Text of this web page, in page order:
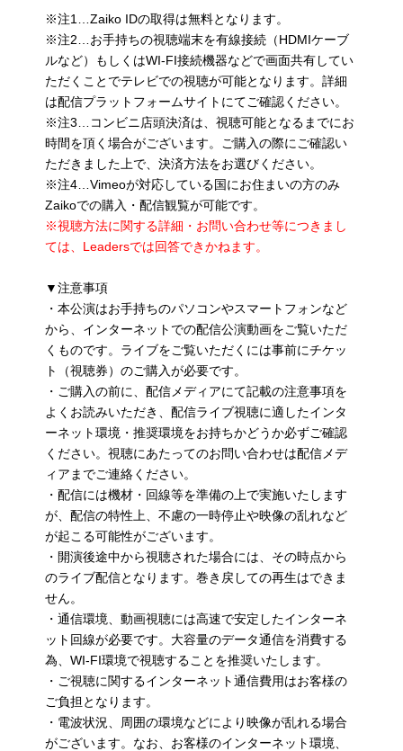
※注1…Zaiko IDの取得は無料となります。
※注2…お手持ちの視聴端末を有線接続（HDMIケーブ
ルなど）もしくはWI-FI接続機器などで画面共有してい
ただくことでテレビでの視聴が可能となります。詳細
は配信プラットフォームサイトにてご確認ください。
※注3…コンビニ店頭決済は、視聴可能となるまでにお
時間を頂く場合がございます。ご購入の際にご確認い
ただきました上で、決済方法をお選びください。
※注4…Vimeoが対応している国にお住まいの方のみ
Zaikoでの購入・配信観覧が可能です。
※視聴方法に関する詳細・お問い合わせ等につきまし
ては、Leadersでは回答できかねます。
▼注意事項
・本公演はお手持ちのパソコンやスマートフォンなど
から、インターネットでの配信公演動画をご覧いただ
くものです。ライブをご覧いただくには事前にチケッ
ト（視聴券）のご購入が必要です。
・ご購入の前に、配信メディアにて記載の注意事項を
よくお読みいただき、配信ライブ視聴に適したインタ
ーネット環境・推奨環境をお持ちかどうか必ずご確認
ください。視聴にあたってのお問い合わせは配信メデ
ィアまでご連絡ください。
・配信には機材・回線等を準備の上で実施いたします
が、配信の特性上、不慮の一時停止や映像の乱れなど
が起こる可能性がございます。
・開演後途中から視聴された場合には、その時点から
のライブ配信となります。巻き戻しての再生はできま
せん。
・通信環境、動画視聴には高速で安定したインターネ
ット回線が必要です。大容量のデータ通信を消費する
為、WI-FI環境で視聴することを推奨いたします。
・ご視聴に関するインターネット通信費用はお客様の
ご負担となります。
・電波状況、周囲の環境などにより映像が乱れる場合
がございます。なお、お客様のインターネット環境、